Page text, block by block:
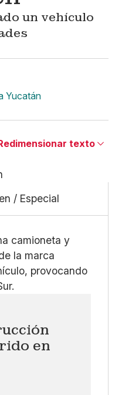
un vehículo
Yucatán
texto
Grande
/ Especial
camioneta y
la marca
provocando
en